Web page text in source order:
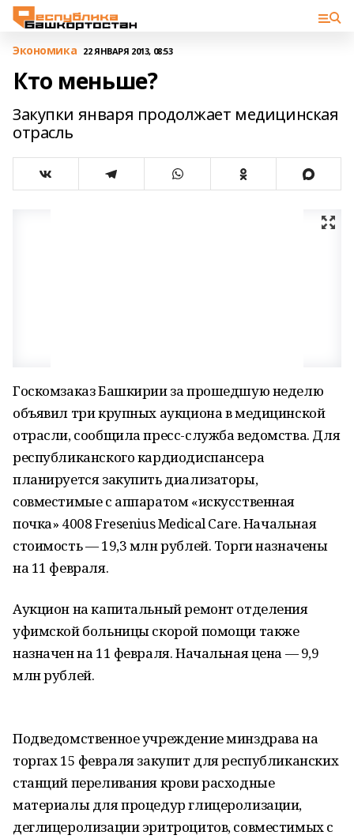
Экономика 22 ЯНВАРЯ 2013, 08:53
Кто меньше?
Закупки января продолжает медицинская
отрасль
Госкомзаказ Башкирии за прошедшую неделю
объявил три крупных аукциона в медицинской
отрасли, сообщила пресс-служба ведомства. Для
республиканского кардиодиспансера
планируется закупить диализаторы,
совместимые с аппаратом «искусственная
почка» 4008 Fresenius Medical Care. Начальная
стоимость — 19,3 млн рублей. Торги назначены
на 11 февраля.
Аукцион на капитальный ремонт отделения
уфимской больницы скорой помощи также
назначен на 11 февраля. Начальная цена — 9,9
млн рублей.
Подведомственное учреждение минздрава на
торгах 15 февраля закупит для республиканских
станций переливания крови расходные
материалы для процедур глицеролизации,
деглицеролизации эритроцитов, совместимых с